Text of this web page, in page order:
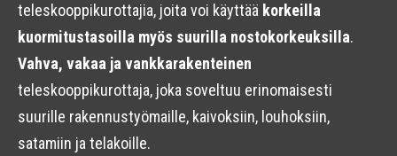
teleskooppikurottajia, joita voi käyttää korkeilla
kuormitustasoilla myös suurilla nostokorkeuksilla.
Vahva, vakaa ja vankkarakenteinen
teleskooppikurottaja, joka soveltuu erinomaisesti
suurille rakennustyömaille, kaivoksiin, louhoksiin,
satamiin ja telakoille.